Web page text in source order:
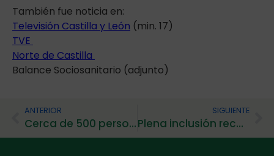
También fue noticia en:
Televisión Castilla y León (min. 17)
TVE
Norte de Castilla
Balance Sociosanitario (adjunto)
ANTERIOR
Cerca de 500 personas disfrutaron del IX Festival de la Participación del Grupo Fundación San Cebrián
SIGUIENTE
Plena inclusión reconoce sus mejores experiencias en sostenibilidad medioambiental, social y organizativa